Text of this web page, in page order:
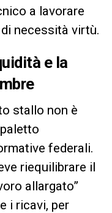
a lavorare
necessità virtù.
e la
stallo non è
federali.
riequilibrare il
allargato”
i ricavi, per